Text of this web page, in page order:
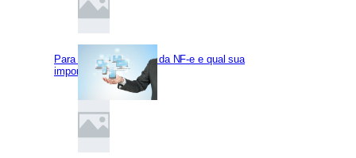
Para que serve o XML da NF-e e qual sua
importância?